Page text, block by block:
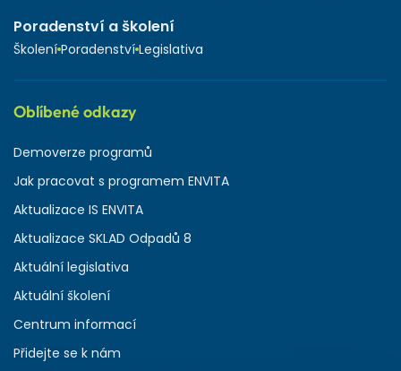
Poradenství a školení
Školení Poradenství Legislativa
Oblíbené odkazy
Demoverze programů
Jak pracovat s programem ENVITA
Aktualizace IS ENVITA
Aktualizace SKLAD Odpadů 8
Aktuální legislativa
Aktuální školení
Centrum informací
Přidejte se k nám